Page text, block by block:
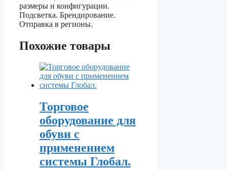
размеры и конфигурации.
Подсветка. Брендирование.
Отправка в регионы.
Похожие товары
Торговое
оборудование для
обуви с
применением
системы Глобал.